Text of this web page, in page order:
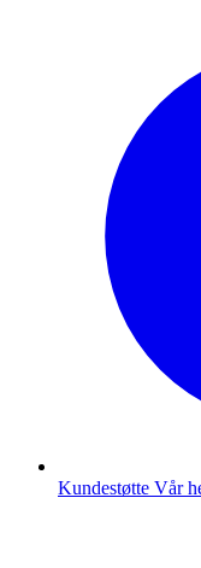
Kundestøtte Vår